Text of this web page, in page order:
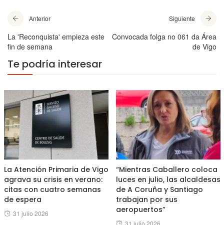
Anterior
La 'Reconquista' empieza este
fin de semana
Siguiente
Convocada folga no 061 da Área
de Vigo
Te podría interesar
La Atención Primaria de Vigo
agrava su crisis en verano:
citas con cuatro semanas
de espera
Posted
31 julio 2026
“Mientras Caballero coloca
luces en julio, las alcaldesas
de A Coruña y Santiago
trabajan por sus
aeropuertos”
Posted
31 julio 2026